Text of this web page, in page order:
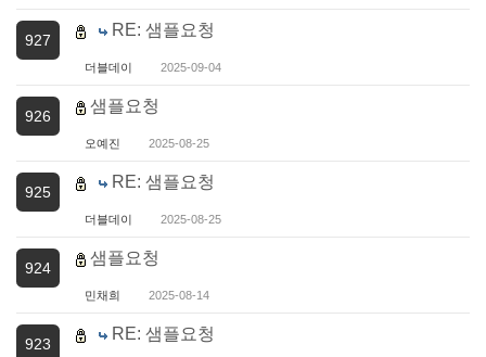
927
RE: 샘플요청
더블데이 2025-09-04
926
샘플요청
오예진 2025-08-25
925
RE: 샘플요청
더블데이 2025-08-25
924
샘플요청
민채희 2025-08-14
923
RE: 샘플요청